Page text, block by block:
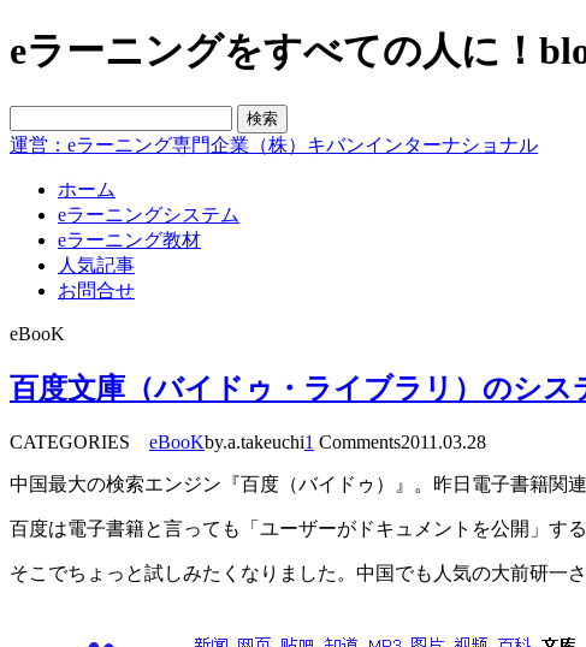
eラーニングをすべての人に！
運営：eラーニング専門企業（株）キバンインターナショナル
ホーム
eラーニングシステム
eラーニング教材
人気記事
お問合せ
eBooK
百度文庫（バイドゥ・ライブラリ）のシス
CATEGORIES eBooKby.a.takeuchi1 Comments2011.03.28
中国最大の検索エンジン『百度（バイドゥ）』。昨日電子書籍関
百度は電子書籍と言っても「ユーザーがドキュメントを公開」す
そこでちょっと試しみたくなりました。中国でも人気の大前研一